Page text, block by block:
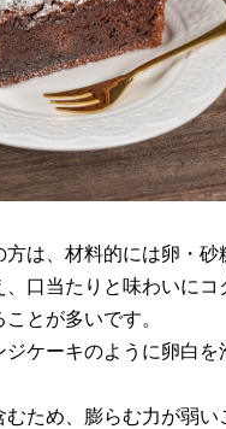
は、材料的には卵・砂
口当たりと味わいにコ
とが多いです。
ジケーキのように卵白を
ため、膨らむ力が弱い